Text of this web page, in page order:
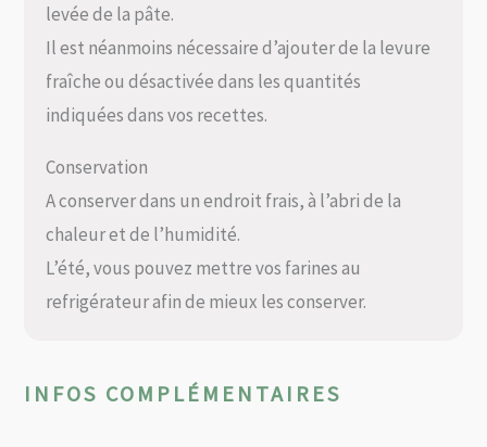
levée de la pâte.
Il est néanmoins nécessaire d’ajouter de la levure
fraîche ou désactivée dans les quantités
indiquées dans vos recettes.
Conservation
A conserver dans un endroit frais, à l’abri de la
chaleur et de l’humidité.
L’été, vous pouvez mettre vos farines au
refrigérateur afin de mieux les conserver.
INFOS COMPLÉMENTAIRES